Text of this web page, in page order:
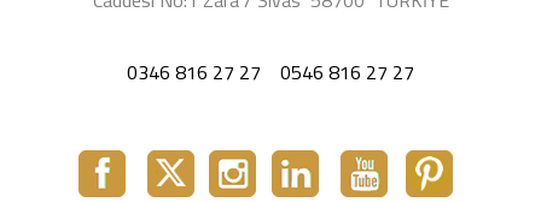
0346 816 27 27 0546 816 27 27